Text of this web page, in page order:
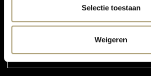
Selectie toestaan
Weigeren
VERPASSEN SIE NICHT UNSERE